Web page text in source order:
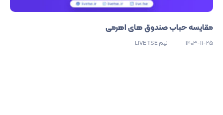
مقایسه حباب صندوق های اهرمی
1403-11-25 تیم LIVE TSE